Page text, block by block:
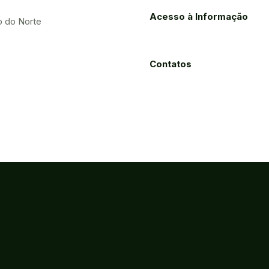
do Norte
Acesso à Informação
Contatos